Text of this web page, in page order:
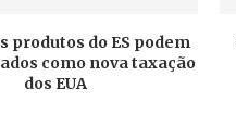
produtos do ES podem
como nova taxação
dos EUA